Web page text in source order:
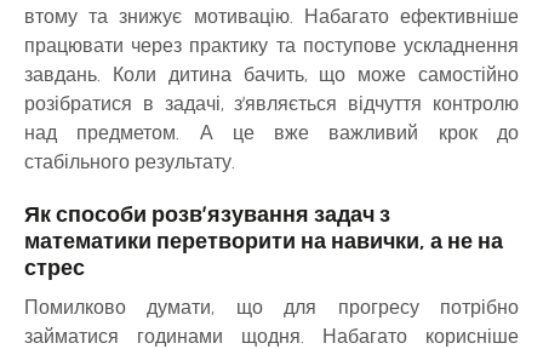
втому та знижує мотивацію. Набагато ефективніше
працювати через практику та поступове ускладнення
завдань. Коли дитина бачить, що може самостійно
розібратися в задачі, з’являється відчуття контролю
над предметом. А це вже важливий крок до
стабільного результату.
Як способи розв’язування задач з
математики перетворити на навички, а не на
стрес
Помилково думати, що для прогресу потрібно
займатися годинами щодня. Набагато корисніше